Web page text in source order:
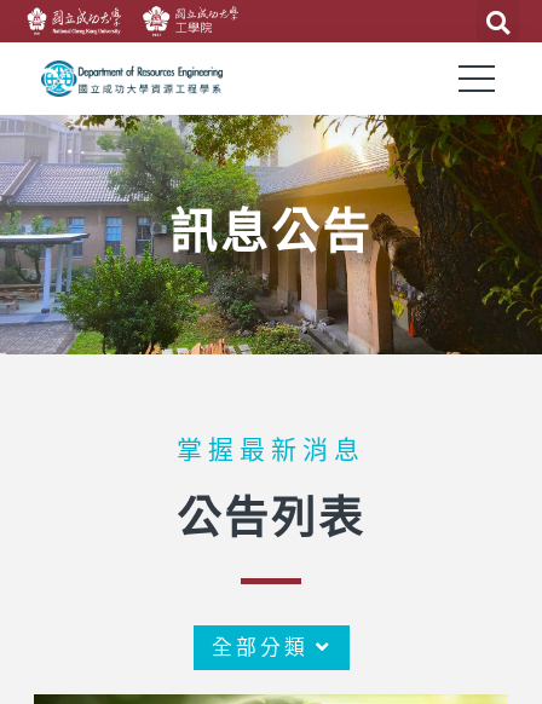
訊息公告
掌握最新消息
公告列表
全部分類